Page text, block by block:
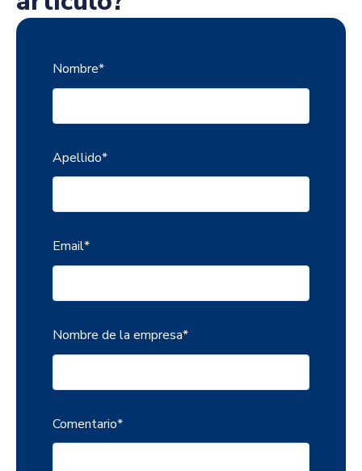
Nombre*
Apellido*
Email*
Nombre de la empresa*
Comentario*